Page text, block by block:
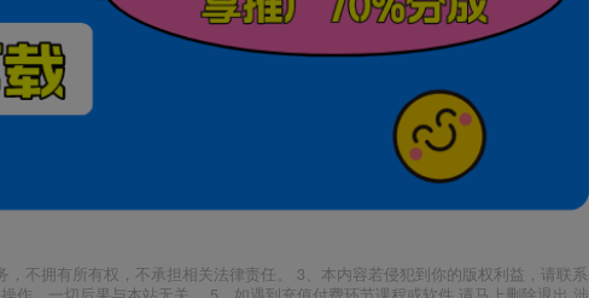
不拥有所有权，不承担相关法律责任。 3、本内容若侵犯到你的版权利益，请联系